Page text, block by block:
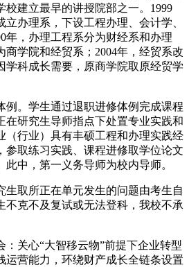
校建立最早的讲授院部之一。1999
办理系，下设工程办理、会计学、
年，办理工程系分为财经系和办理
商学院和经贸系；2004年，经贸系改
学科成长需要，原商学院取原经贸学
。学生通过退职进修体例完成课程
在研究生导师指点下处置专业实践和
（行业）具有丰硕工程和办理实践经
参取练习实践、课程进修取学位论文
中，第一义务导师为校内导师。
取所正在单元发生的问题由考生自
不克不及复试或无法登科，我校不承
关心“大智移云物”前提下企业转型
运营能力，环绕财产成长全链条设置